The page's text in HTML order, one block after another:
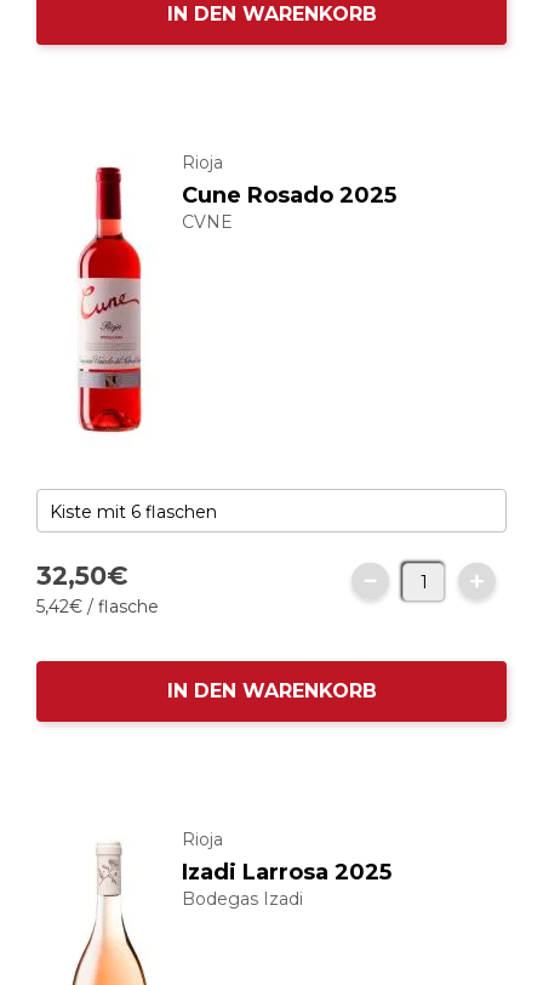
IN DEN WARENKORB
Rioja
Cune Rosado 2025
CVNE
32,50€
5,42€ / flasche
IN DEN WARENKORB
Rioja
Izadi Larrosa 2025
Bodegas Izadi